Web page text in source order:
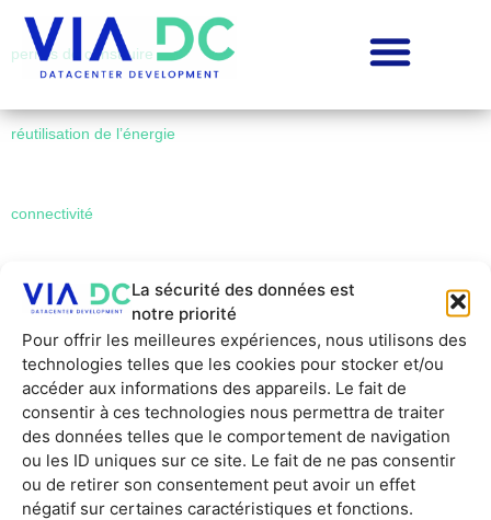
La sécurité des données est
notre priorité
Pour offrir les meilleures expériences, nous utilisons des
technologies telles que les cookies pour stocker et/ou
accéder aux informations des appareils. Le fait de
consentir à ces technologies nous permettra de traiter
des données telles que le comportement de navigation
ou les ID uniques sur ce site. Le fait de ne pas consentir
ou de retirer son consentement peut avoir un effet
négatif sur certaines caractéristiques et fonctions.
permis de construire
réutilisation de l’énergie
connectivité
capacity planning et test-fit développeurs
source d’énergie verte
alimentation électrique développeurs